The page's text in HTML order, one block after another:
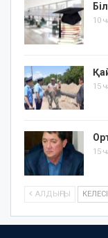
10
15
15
АЛДЫҢҒЫ КЕЛЕСІ